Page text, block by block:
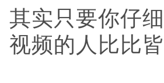
其实只要你仔
视频的人比比皆